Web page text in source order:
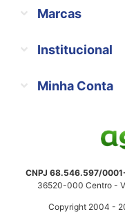
Marcas
Institucional
Minha Conta
CNPJ 68.546.597/
36520-000 Centro -
Copyright 2004 -